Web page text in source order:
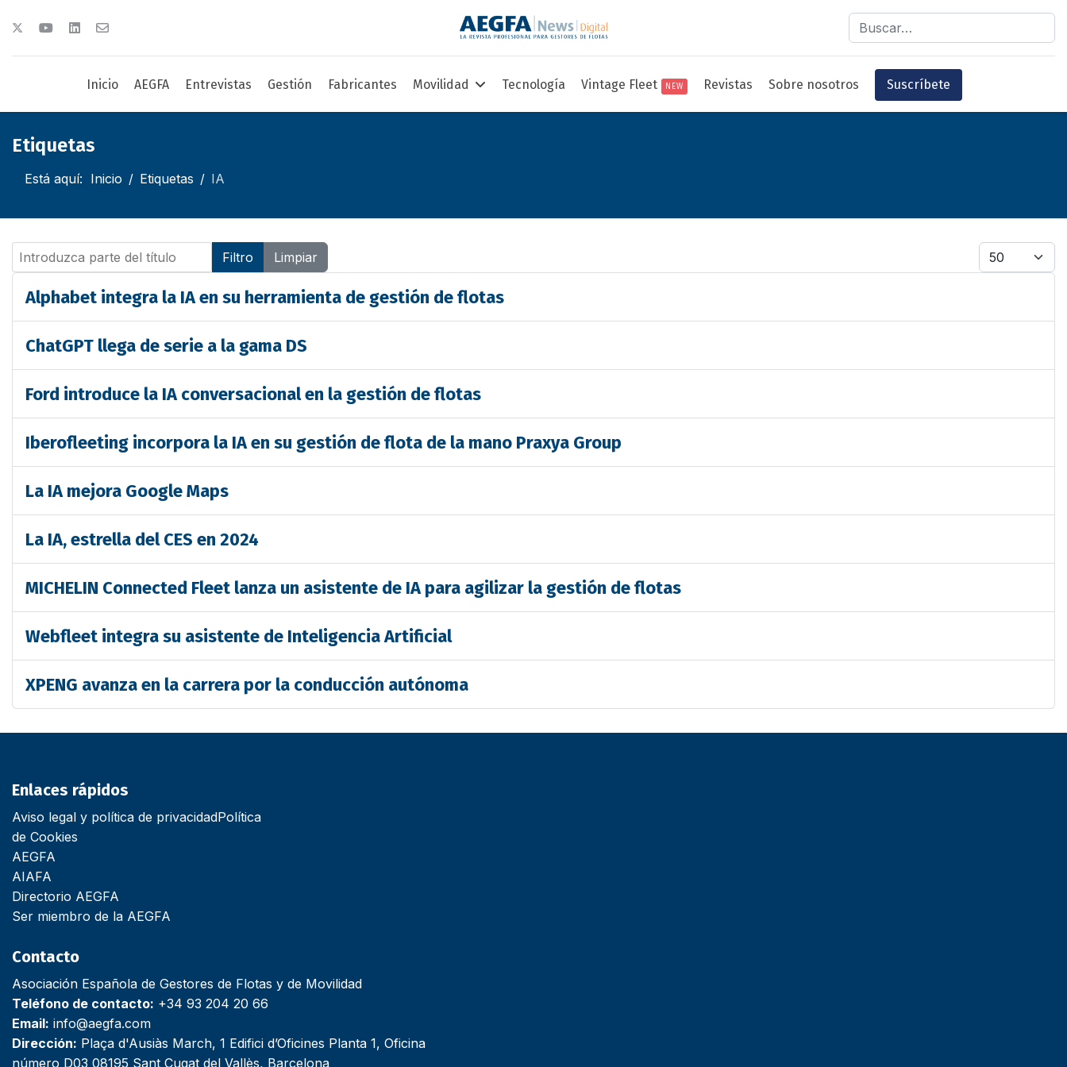
Buscar
Inicio AEGFA Entrevistas Gestión Fabricantes Movilidad Tecnología Vintage Fleet NEW Revistas Sobre nosotros Suscríbete
Etiquetas
Está aquí: Inicio Etiquetas IA
Introduzca parte del título Filtro Limpiar Cantidad
Alphabet integra la IA en su herramienta de gestión de flotas
ChatGPT llega de serie a la gama DS
Ford introduce la IA conversacional en la gestión de flotas
Iberofleeting incorpora la IA en su gestión de flota de la mano Praxya Group
La IA mejora Google Maps
La IA, estrella del CES en 2024
MICHELIN Connected Fleet lanza un asistente de IA para agilizar la gestión de flotas
Webfleet integra su asistente de Inteligencia Artificial
XPENG avanza en la carrera por la conducción autónoma
Enlaces rápidos
Aviso legal y política de privacidadPolítica
de Cookies
AEGFA
AIAFA
Directorio AEGFA
Ser miembro de la AEGFA
Contacto
Asociación Española de Gestores de Flotas y de Movilidad
Teléfono de contacto: +34 93 204 20 66
Email: info@aegfa.com
Dirección: Plaça d'Ausiàs March, 1 Edifici d’Oficines Planta 1, Oficina
número D03 08195 Sant Cugat del Vallès, Barcelona